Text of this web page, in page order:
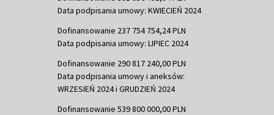
Data podpisania umowy: KWIECIEŃ 2024
Dofinansowanie 237 754 754,24 PLN
Data podpisania umowy: LIPIEC 2024
Dofinansowanie 290 817 240,00 PLN
Data podpisania umowy i aneksów:
WRZESIEŃ 2024 i GRUDZIEŃ 2024
Dofinansowanie 539 800 000,00 PLN